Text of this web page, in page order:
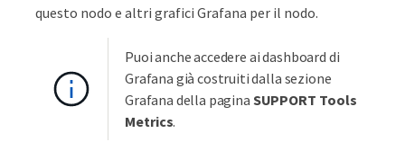
questo nodo e altri grafici Grafana per il nodo.
Puoi anche accedere ai dashboard di
Grafana già costruiti dalla sezione
Grafana della pagina SUPPORT Tools
Metrics.